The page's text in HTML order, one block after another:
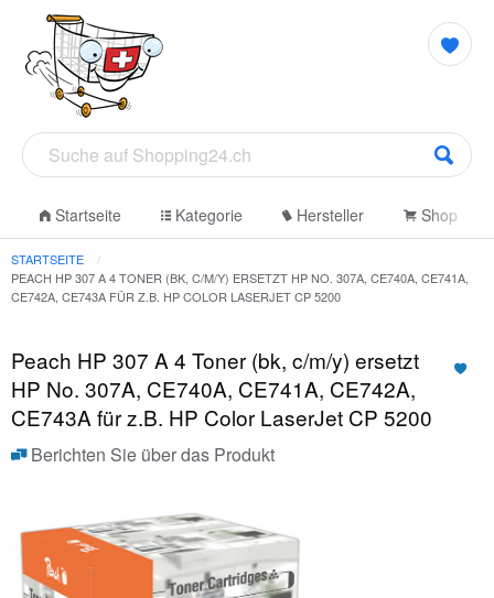
Startseite Kategorie Hersteller Shop
STARTSEITE
PEACH HP 307 A 4 TONER (BK, C/M/Y) ERSETZT HP NO. 307A, CE740A, CE741A,
CE742A, CE743A FÜR Z.B. HP COLOR LASERJET CP 5200
Peach HP 307 A 4 Toner (bk, c/m/y) ersetzt
HP No. 307A, CE740A, CE741A, CE742A,
CE743A für z.B. HP Color LaserJet CP 5200
Berichten Sie über das Produkt